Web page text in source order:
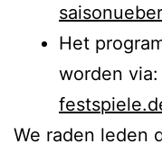
Het
worden via:
We raden leden